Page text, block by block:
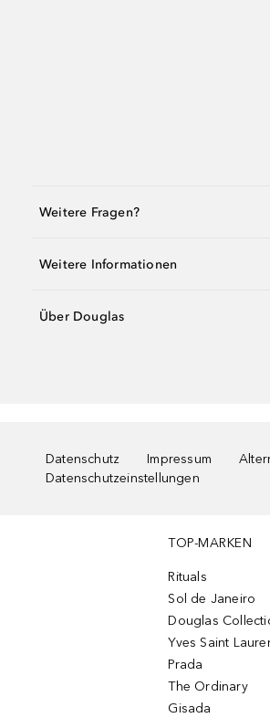
Weitere Fragen?
Weitere Informationen
Über Douglas
Datenschutz Impressum
Datenschutzeinstellungen
TOP-MARKEN
Rituals
Sol de Janeiro
Douglas
Yves Saint
Prada
The Ordinary
Gisada